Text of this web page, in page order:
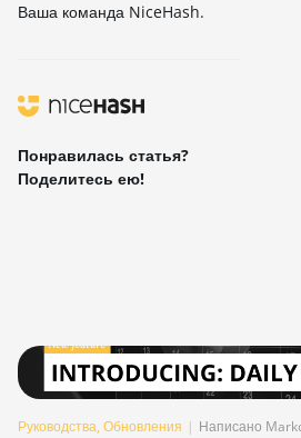
Ваша команда NiceHash.
Понравилась статья?
Поделитесь ею!
Руководства, Обновления | Написано